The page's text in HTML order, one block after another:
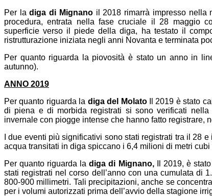
Per ladiga di Mignanoil 2018 rimarrà impresso nella
procedura, entrata nella fase cruciale il 28 maggio
superficie verso il piede della diga, ha testato il
ristrutturazione iniziata negli anni Novanta e terminata
Per quanto riguarda la piovosità è stato un anno in
autunno).
ANNO 2019
Per quanto riguarda la diga del MolatoIl 2019 è stato
di piena e di morbida registrati si sono verificati
invernale con piogge intense che hanno fatto registrare,
I due eventi più significativi sono stati registrati tra il 28
acqua transitati in diga spiccano i 6,4 milioni di metri
Per quanto riguarda ladiga di Mignano,Il 2019, è stato
stati registrati nel corso dell’anno con una cumulata di
800-900 millimetri. Tali precipitazioni, anche se
per i volumi autorizzati prima dell’avvio della stagione